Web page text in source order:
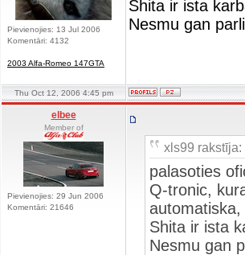
Pievienojies: 13 Jul 2006
Komentāri: 4132
2003 Alfa-Romeo 147GTA
Shita ir ista
Nesmu gan
Thu Oct 12, 2006 4:45 pm
elbee
Member of
Pievienojies: 29 Jun 2006
Komentāri: 21646
xls99 rakstīja:
palasoties
Q-tronic,
Shita ir ista
Nesmu gan